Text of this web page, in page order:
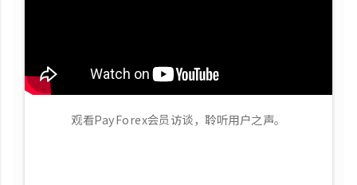
观看PayForex会员访谈，聆听用户之声。